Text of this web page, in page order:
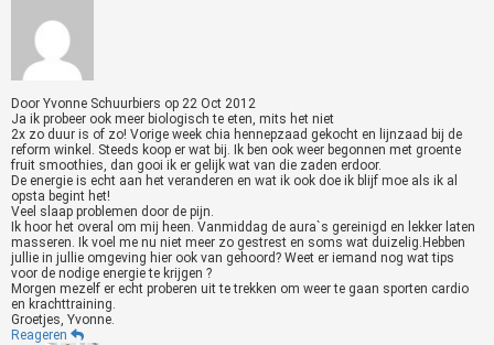
Door Yvonne Schuurbiers op 22 Oct 2012
Ja ik probeer ook meer biologisch te eten, mits het niet
2x zo duur is of zo! Vorige week chia hennepzaad gekocht en lijnzaad bij de
reform winkel. Steeds koop er wat bij. Ik ben ook weer begonnen met groente
fruit smoothies, dan gooi ik er gelijk wat van die zaden erdoor.
De energie is echt aan het veranderen en wat ik ook doe ik blijf moe als ik al
opsta begint het!
Veel slaap problemen door de pijn.
Ik hoor het overal om mij heen. Vanmiddag de aura`s gereinigd en lekker laten
masseren. Ik voel me nu niet meer zo gestrest en soms wat duizelig.Hebben
jullie in jullie omgeving hier ook van gehoord? Weet er iemand nog wat tips
voor de nodige energie te krijgen ?
Morgen mezelf er echt proberen uit te trekken om weer te gaan sporten cardio
en krachttraining.
Groetjes, Yvonne.
Reageren